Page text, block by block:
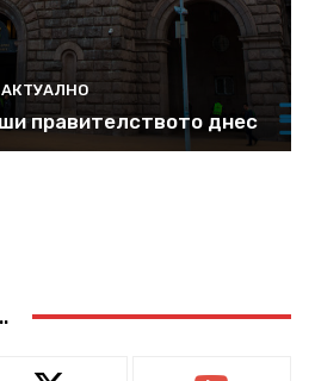
АКТУАЛНО
правителството днес